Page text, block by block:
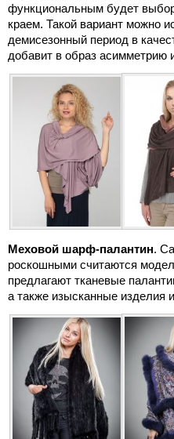
функциональным будет
краем. Такой вариант можно
демисезонный период в
добавит в образ асимметрию
Меховой шарф-палантин.
роскошными считаются
предлагают тканевые
а также изысканные изделия